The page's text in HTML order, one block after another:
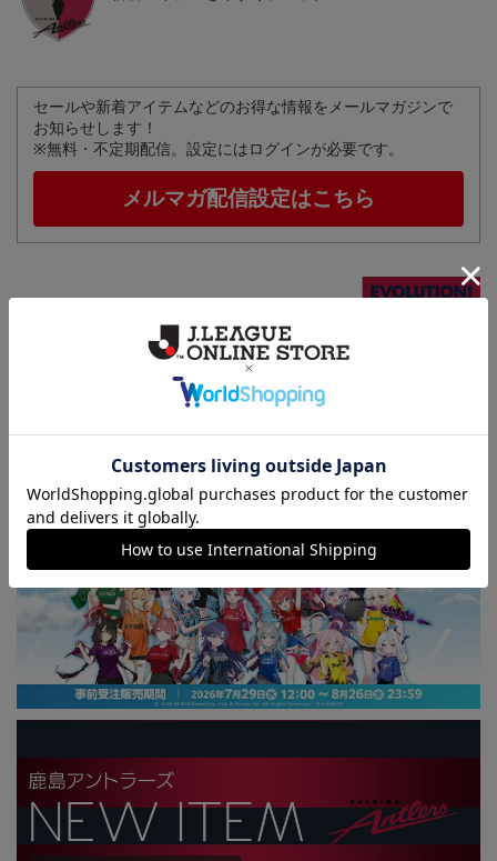
セールや新着アイテムなどのお得な情報をメールマガジンで
お知らせします！
※無料・不定期配信。設定にはログインが必要です。
メルマガ配信設定はこちら